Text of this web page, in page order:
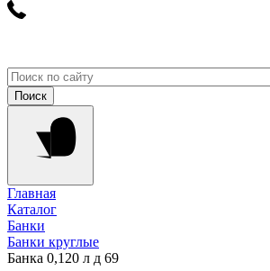
Главная
Каталог
Банки
Банки круглые
Банка 0,120 л д 69